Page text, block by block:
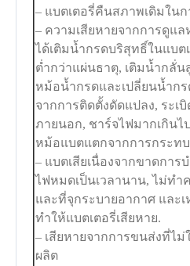
– แบตเตอรี่คืนสภาพเดิมในก
– ความเสียหายจากการดูแ
ได้เติมน้ำกรดบริสุทธิ์ในแบต
ต่ำกว่าแผ่นธาตุ, เติมน้ำกลั่น
หม้อน้ำกรดและเปลี่ยนน้ำก
จากการติดตั้งดัดแปลง, ระเ
ภายนอก, ชาร์จไฟมากเกินไ
หม้อแบตแตกจากการกระท
– แบตเสียเนื่องจากขาดการ
ไฟหมดเป็นเวลานาน, ไม่ท
และที่จุกระบายอากาศ และ
ทำให้แบตเตอรี่เสียหาย.
– เสียหายจากการขนส่งที่ไ
ผลิต